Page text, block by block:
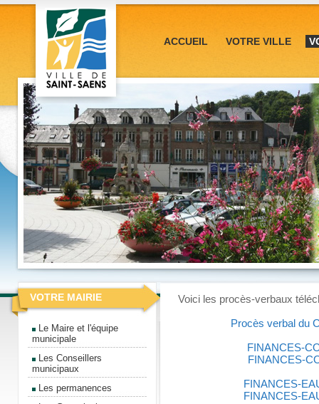
ACCUEIL VOTRE VILLE
VOTRE MAIRIE
Le Maire et l'équipe
municipale
Les Conseillers
municipaux
Les permanences
Voici les procès-verbaux
Procès verbal du
FINANCES-
FINANCES-
FINANCES-
FINANCES-